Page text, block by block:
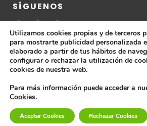
SÍGUENOS
Colegio Sagrada Familia © 2026 |
Cookies · Política de Privacidad ·
Utilizamos cookies propias y de terceros
para mostrarte publicidad personalizada
elaborado a partir de tus hábitos de
configurar o rechazar la utilización de
cookies de nuestra web.
Para más información puede acceder a
Cookies.
Aceptar Cookies Rechazar Cookies